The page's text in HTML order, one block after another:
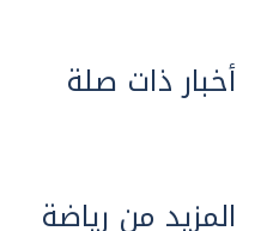
أخبار ذات صلة
المزيد من رياضة